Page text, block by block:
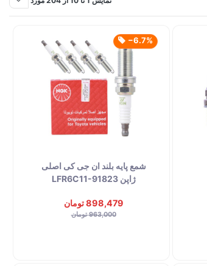
‎−6.7%
شمع پایه بلند ان جی کی اصلی
ژاپن LFR6C11-91823
898,479 تومان
963,000 تومان